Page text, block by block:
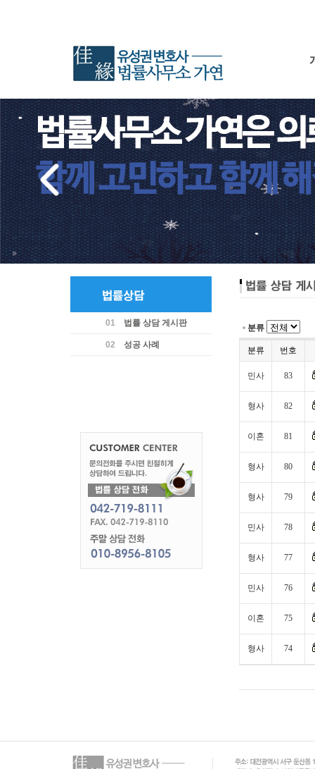
01 법률 상담 게시판
02 성공 사례
분류
분류 번호
민사 83
형사 82
이혼 81
형사 80
형사 79
민사 78
형사 77
민사 76
이혼 75
형사 74